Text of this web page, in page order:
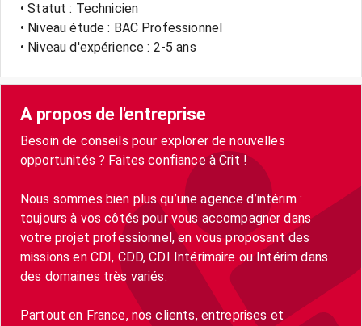
• Statut : Technicien
• Niveau étude : BAC Professionnel
• Niveau d'expérience : 2-5 ans
A propos de l'entreprise
Besoin de conseils pour explorer de nouvelles
opportunités ? Faites confiance à Crit !
Nous sommes bien plus qu’une agence d’intérim :
toujours à vos côtés pour vous accompagner dans
votre projet professionnel, en vous proposant des
missions en CDI, CDD, CDI Intérimaire ou Intérim dans
des domaines très variés.
Partout en France, nos clients, entreprises et